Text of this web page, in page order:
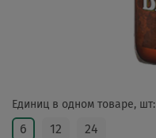
Единиц в одном товаре, шт:
6 12 24